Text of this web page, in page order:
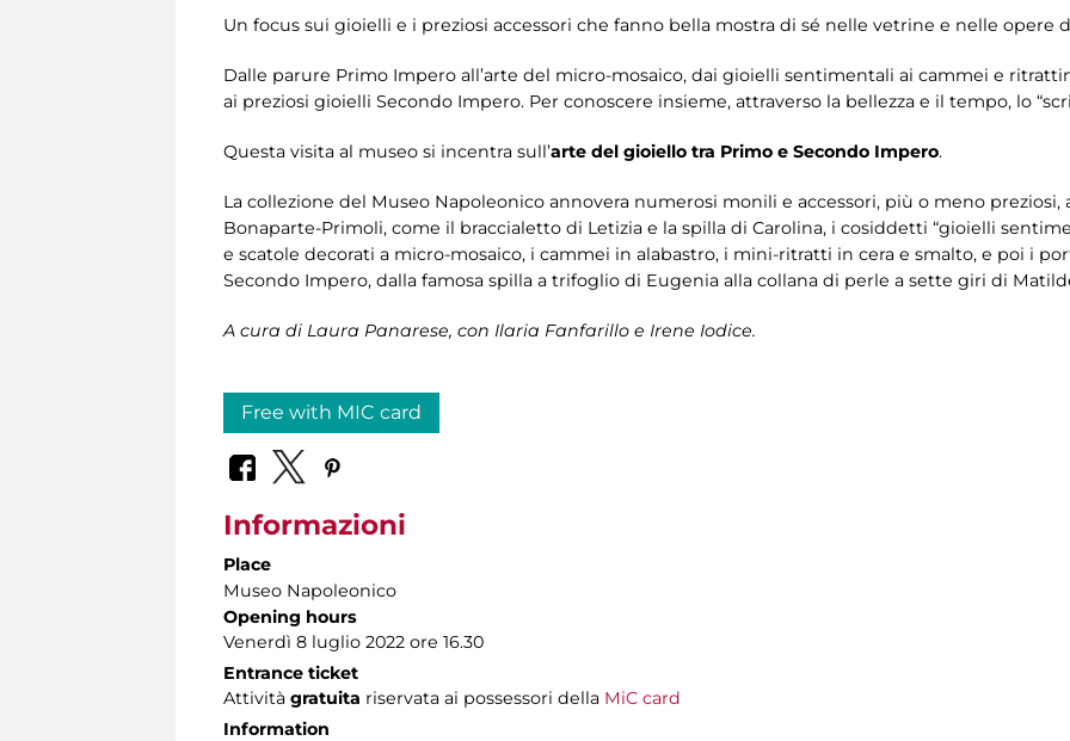
Un focus sui gioielli e i preziosi accessori che fanno bella mostra di sé nelle vetrine e nelle opere
Dalle parure Primo Impero all’arte del micro-mosaico, dai gioielli sentimentali ai cammei e
ai preziosi gioielli Secondo Impero. Per conoscere insieme, attraverso la bellezza e il tempo, lo
Questa visita al museo si incentra sull’arte del gioiello tra Primo e Secondo Impero.
La collezione del Museo Napoleonico annovera numerosi monili e accessori, più o meno
Bonaparte-Primoli, come il braccialetto di Letizia e la spilla di Carolina, i cosiddetti “gioielli
e scatole decorati a micro-mosaico, i cammei in alabastro, i mini-ritratti in cera e smalto, e poi i
Secondo Impero, dalla famosa spilla a trifoglio di Eugenia alla collana di perle a sette giri di
A cura di Laura Panarese, con Ilaria Fanfarillo e Irene Iodice.
Free with MIC card
Informazioni
Place
Museo Napoleonico
Opening hours
Venerdì 8 luglio 2022 ore 16.30
Entrance ticket
Attività gratuita riservata ai possessori della MiC card
Information